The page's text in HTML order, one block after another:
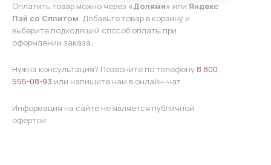
Оплатить товар можно через «Долями» или Яндекс
Пэй со Сплитом. Добавьте товар в корзину и
выберите подходящий способ оплаты при
оформлении заказа.
Нужна консультация? Позвоните по телефону 8 800
555-08-93 или напишите нам в онлайн-чат.
Информация на сайте не является публичной
офертой.